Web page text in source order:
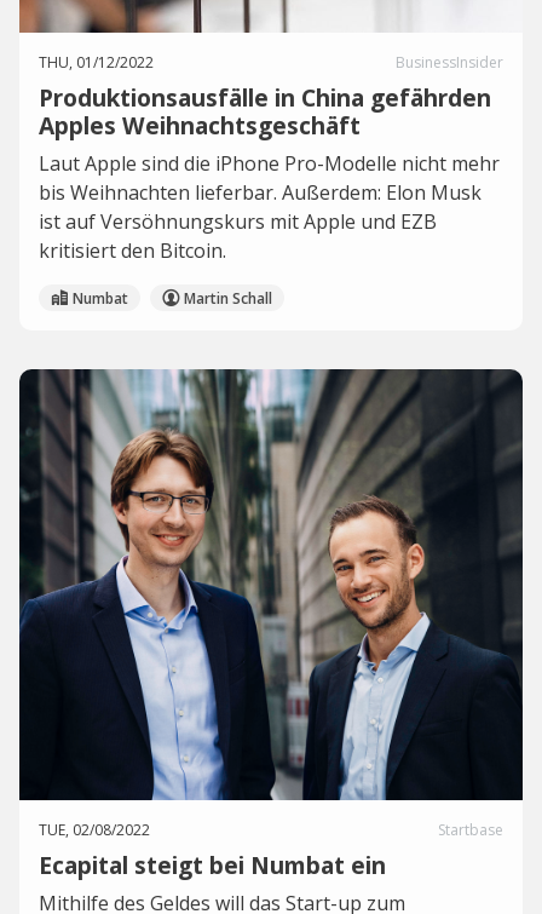
THU, 01/12/2022 BusinessInsider
Produktionsausfälle in China gefährden
Apples Weihnachtsgeschäft
Laut Apple sind die iPhone Pro-Modelle nicht mehr
bis Weihnachten lieferbar. Außerdem: Elon Musk
ist auf Versöhnungskurs mit Apple und EZB
kritisiert den Bitcoin.
Numbat Martin Schall
TUE, 02/08/2022 Startbase
Ecapital steigt bei Numbat ein
Mithilfe des Geldes will das Start-up zum